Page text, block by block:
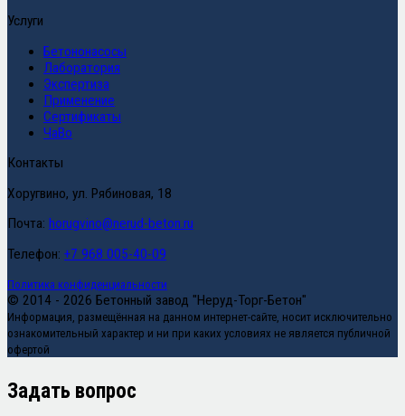
Услуги
Бетононасосы
Лаборатория
Экспертиза
Применение
Сертификаты
ЧаВо
Контакты
Хоругвино, ул. Рябиновая, 18
Почта: horugvino@nerud-beton.ru
Телефон: +7 968 005-40-09
Политика конфиденциальности
© 2014 - 2026 Бетонный завод "Неруд-Торг-Бетон"
Информация, размещённая на данном интернет-сайте, носит исключительно
ознакомительный характер и ни при каких условиях не является публичной
офертой
Задать вопрос